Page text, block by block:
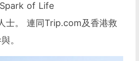
Spark of Life
。 連同Trip.com及香港救
。